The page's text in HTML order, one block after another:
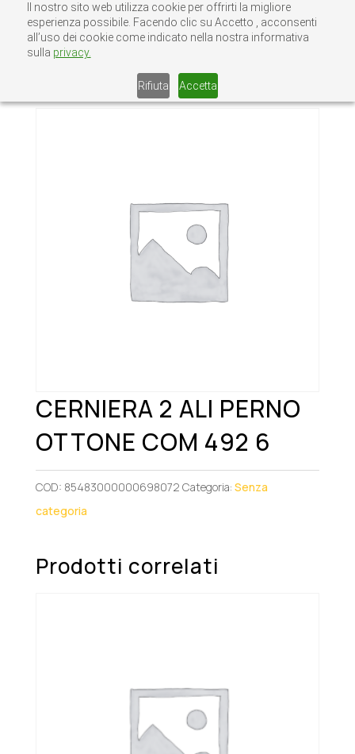
Il nostro sito web utilizza cookie per offrirti la migliore
esperienza possibile. Facendo clic su Accetto , acconsenti
all’uso dei cookie come indicato nella nostra informativa
sulla privacy.
Rifiuta Accetta
Home/Senza categoria
PERNO OTTONE COM 492 6
CERNIERA 2 ALI PERNO
OTTONE COM 492 6
COD: 85483000000698072 Categoria: Senza
categoria
Prodotti correlati